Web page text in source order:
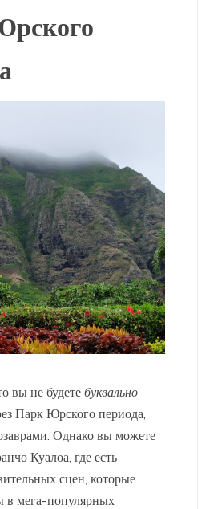
вы не будете буквально
Парк Юрского периода,
Однако вы можете
Куалоа, где есть
сцен, которые
в мега-популярных